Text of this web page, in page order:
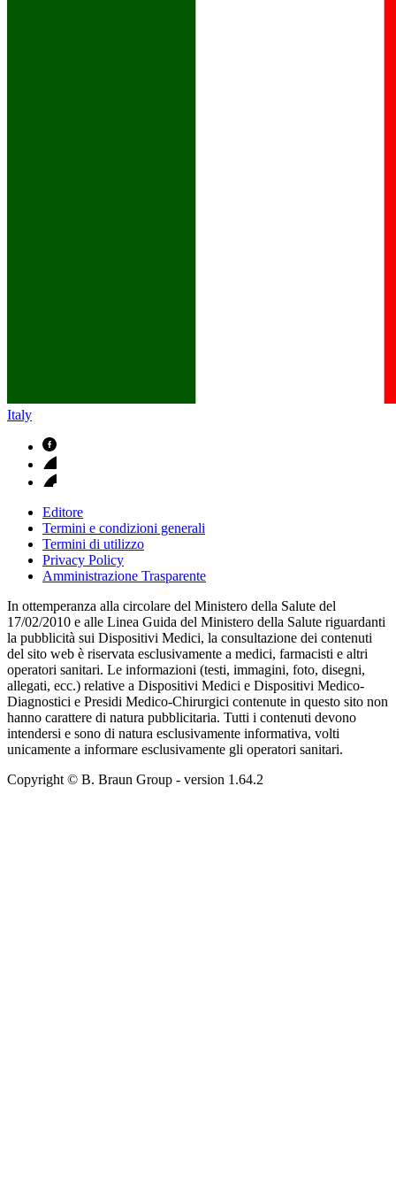
Italy
Editore
Termini e condizioni generali
Termini di utilizzo
Privacy Policy
Amministrazione Trasparente
In ottemperanza alla circolare del Ministero della Salute del
17/02/2010 e alle Linea Guida del Ministero della Salute riguardanti
la pubblicità sui Dispositivi Medici, la consultazione dei contenuti
del sito web è riservata esclusivamente a medici, farmacisti e altri
operatori sanitari. Le informazioni (testi, immagini, foto, disegni,
allegati, ecc.) relative a Dispositivi Medici e Dispositivi Medico-
Diagnostici e Presidi Medico-Chirurgici contenute in questo sito non
hanno carattere di natura pubblicitaria. Tutti i contenuti devono
intendersi e sono di natura esclusivamente informativa, volti
unicamente a informare esclusivamente gli operatori sanitari.
Copyright © B. Braun Group - version 1.64.2